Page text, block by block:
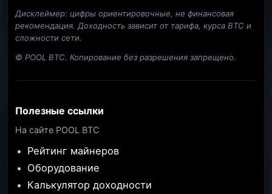
Дисклеймер: цифры ориентировочные, не финансовая
рекомендация. Доходность зависит от тарифа, курса BTC и
сложности сети.
© POOL BTC. Копирование без разрешения запрещено.
Полезные ссылки
На сайте POOL BTC
Рейтинг майнеров
Оборудование
Калькулятор доходности